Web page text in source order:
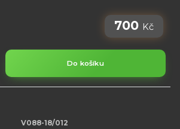
700 Kč
Do košíku
V088-18/012